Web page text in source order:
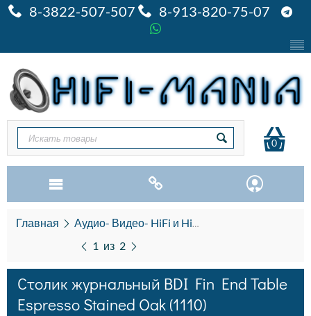
8-3822-507-507 8-913-820-75-07
0
Главная Аудио- Видео- HiFi и HiEND
1 из 2
Столик журнальный BDI Fin End Table
Espresso Stained Oak (1110)